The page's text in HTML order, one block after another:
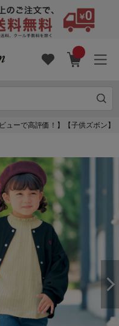
ーで高評価！】【子供ズボン】